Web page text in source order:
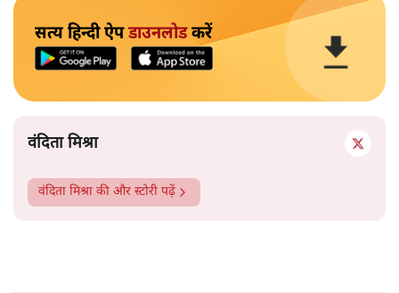
सत्य हिन्दी ऐपडाउनलोडकरें
वंदिता मिश्रा
वंदिता मिश्रा की और स्टोरी पढ़ें